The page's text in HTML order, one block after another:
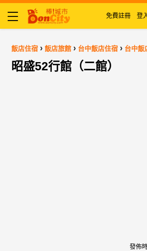
免費註冊 登
飯店住宿 ›飯店旅館 › 台中飯店住宿 › 台中飯
昭盛52行館（二館）
發佈